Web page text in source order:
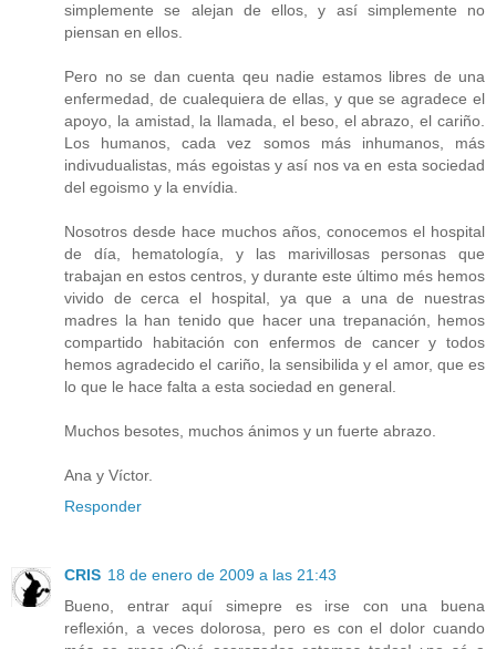
simplemente se alejan de ellos, y así simplemente no
piensan en ellos.
Pero no se dan cuenta qeu nadie estamos libres de una
enfermedad, de cualequiera de ellas, y que se agradece el
apoyo, la amistad, la llamada, el beso, el abrazo, el cariño.
Los humanos, cada vez somos más inhumanos, más
indivudualistas, más egoistas y así nos va en esta sociedad
del egoismo y la envídia.
Nosotros desde hace muchos años, conocemos el hospital
de día, hematología, y las marivillosas personas que
trabajan en estos centros, y durante este último més hemos
vivido de cerca el hospital, ya que a una de nuestras
madres la han tenido que hacer una trepanación, hemos
compartido habitación con enfermos de cancer y todos
hemos agradecido el cariño, la sensibilida y el amor, que es
lo que le hace falta a esta sociedad en general.
Muchos besotes, muchos ánimos y un fuerte abrazo.
Ana y Víctor.
Responder
CRIS 18 de enero de 2009 a las 21:43
Bueno, entrar aquí simepre es irse con una buena
reflexión, a veces dolorosa, pero es con el dolor cuando